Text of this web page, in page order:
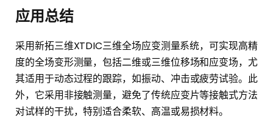
应用总结
采用新拓三维XTDIC三维全场应变测量系统，可实现高精
度的全场变形测量，包括二维或三维位移场和应变场，尤
其适用于动态过程的跟踪，如振动、冲击或疲劳试验。此
外，它采用非接触测量，避免了传统应变片等接触式方法
对试样的干扰，特别适合柔软、高温或易损材料。